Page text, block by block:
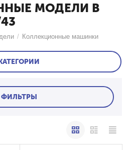
МОДЕЛИ В
/ Коллекционные машинки
ФИЛЬТРЫ